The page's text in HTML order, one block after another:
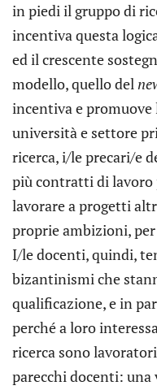
in piedi il gruppo di
incentiva questa
ed il crescente
modello, quello del
incentiva e
università e settore
ricerca, i/le precari/e
più contratti di lavoro
lavorare a progetti
proprie ambizioni,
I/le docenti, quindi,
bizantinismi che
qualificazione, e in
perché a loro
ricerca sono
parecchi docenti: